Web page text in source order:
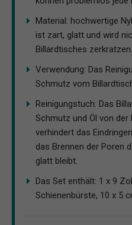
Material: hochwertige
ist zart, glatt und wird
Billardtisches zerkratzen.
Verwendung: Das
Schmutz vom
Reinigungstuch: Das
Schmutz und Öl von der
verhindert das
das Brennen der Poren
glatt bleibt.
Das Set enthält: 1 x 9
Schienenbürste, 10 x 5